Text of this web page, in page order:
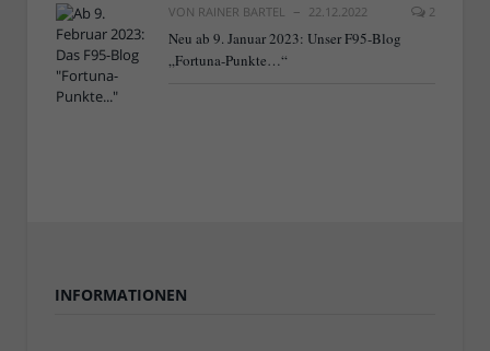
VON RAINER BARTEL 22.12.2022 2
Neu ab 9. Januar 2023: Unser F95-Blog
„Fortuna-Punkte…“
INFORMATIONEN